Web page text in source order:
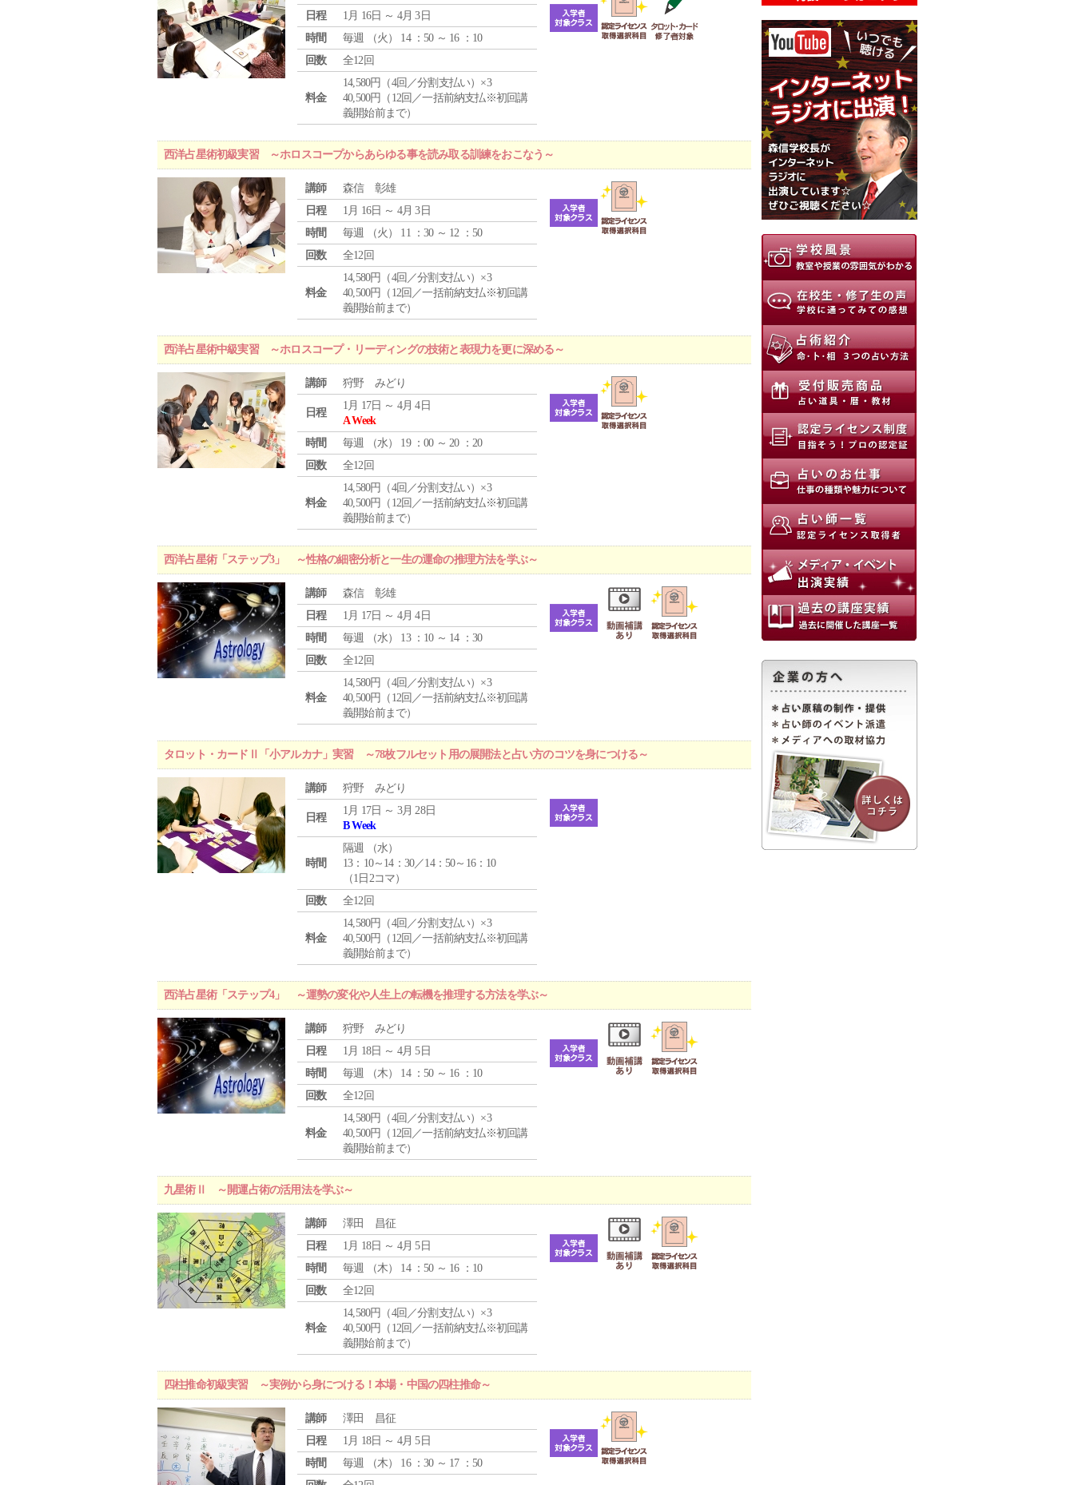
日程
1月 16日 ～ 4月 3日
時間
毎週 （火 ） 14 ：50 ～ 16 ：10
回数
全12回
料金
14,580円（4回／分割支払い）×3
40,500円（12回／一括前納支払※初回講
義開始前まで）
西洋占星術初級実習 ～ホロスコープからあらゆる事を読み取る訓練をおこなう～
講師
森信 彰雄
日程
1月 16日 ～ 4月 3日
時間
毎週 （火 ） 11 ：30 ～ 12 ：50
回数
全12回
料金
14,580円（4回／分割支払い）×3
40,500円（12回／一括前納支払※初回講
義開始前まで）
西洋占星術中級実習 ～ホロスコープ・リーディングの技術と表現力を更に深める～
講師 狩野 みどり
日程
1月 17日 ～ 4月 4日
A Week
時間
毎週 （水） 19 ：00 ～ 20 ：20
回数
全12回
料金
14,580円（4回／分割支払い）×3
40,500円（12回／一括前納支払※初回講
義開始前まで）
西洋占星術「ステップ3」 ～性格の細密分析と一生の運命の推理方法を学ぶ～
講師
森信 彰雄
日程
1月 17日 ～ 4月 4日
時間
毎週 （水） 13 ：10 ～ 14 ：30
回数
全12回
料金
14,580円（4回／分割支払い）×3
40,500円（12回／一括前納支払※初回講
義開始前まで）
タロット・カードⅡ「小アルカナ」実習 ～78枚フルセット用の展開法と占い方のコツを身につける～
講師 狩野 みどり
日程
1月 17日 ～ 3月 28日
B Week
時間
隔週 （水）
13：10～14：30／14：50～16：10
（1日2コマ）
回数
全12回
料金
14,580円（4回／分割支払い）×3
40,500円（12回／一括前納支払※初回講
義開始前まで）
西洋占星術「ステップ4」 ～運勢の変化や人生上の転機を推理する方法を学ぶ～
講師
狩野 みどり
日程
1月 18日 ～ 4月 5日
時間
毎週 （木） 14 ：50 ～ 16 ：10
回数
全12回
料金
14,580円（4回／分割支払い）×3
40,500円（12回／一括前納支払※初回講
義開始前まで）
九星術Ⅱ ～開運占術の活用法を学ぶ～
講師
澤田 昌征
日程
1月 18日 ～ 4月 5日
時間
毎週 （木） 14 ：50 ～ 16 ：10
回数
全12回
料金
14,580円（4回／分割支払い）×3
40,500円（12回／一括前納支払※初回講
義開始前まで）
四柱推命初級実習 ～実例から身につける！本場・中国の四柱推命～
講師
澤田 昌征
日程
1月 18日 ～ 4月 5日
時間
毎週 （木） 16 ：30 ～ 17 ：50